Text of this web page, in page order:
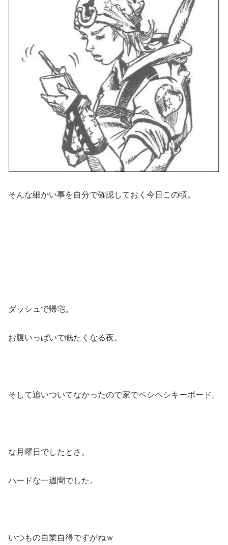
そんな細かい事を自分で確認しておく今日この頃。
ダッシュで帰宅。
お腹いっぱいで眠たくなる夜。
そして追いついてなかったので家でペシペシキーボード。
な月曜日でしたとさ。
ハードな一週間でした。
いつもの自業自得ですがねｗ